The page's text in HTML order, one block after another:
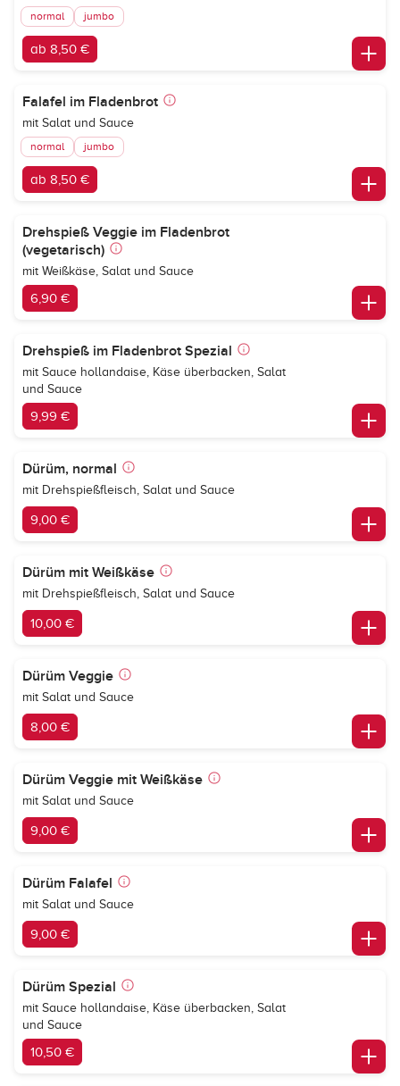
normal jumbo
ab 8,50 €
Falafel im Fladenbrot
mit Salat und Sauce
normal jumbo
ab 8,50 €
Drehspieß Veggie im Fladenbrot
(vegetarisch)
mit Weißkäse, Salat und Sauce
6,90 €
Drehspieß im Fladenbrot Spezial
mit Sauce hollandaise, Käse überbacken, Salat
und Sauce
9,99 €
Dürüm, normal
mit Drehspießfleisch, Salat und Sauce
9,00 €
Dürüm mit Weißkäse
mit Drehspießfleisch, Salat und Sauce
10,00 €
Dürüm Veggie
mit Salat und Sauce
8,00 €
Dürüm Veggie mit Weißkäse
mit Salat und Sauce
9,00 €
Dürüm Falafel
mit Salat und Sauce
9,00 €
Dürüm Spezial
mit Sauce hollandaise, Käse überbacken, Salat
und Sauce
10,50 €